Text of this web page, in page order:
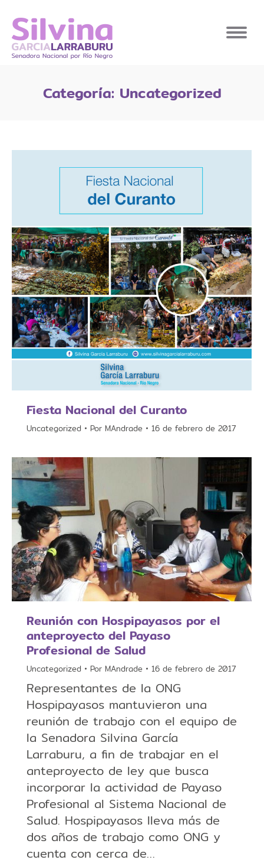
Categoría: Uncategorized
Fiesta Nacional del Curanto
Uncategorized Por MAndrade 16 de febrero de 2017
Reunión con Hospipayasos por el
anteproyecto del Payaso
Profesional de Salud
Uncategorized Por MAndrade 16 de febrero de 2017
Representantes de la ONG
Hospipayasos mantuvieron una
reunión de trabajo con el equipo de
la Senadora Silvina García
Larraburu, a fin de trabajar en el
anteproyecto de ley que busca
incorporar la actividad de Payaso
Profesional al Sistema Nacional de
Salud. Hospipayasos lleva más de
dos años de trabajo como ONG y
cuenta con cerca de…